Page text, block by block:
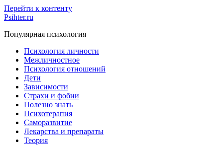
Перейти к контенту
Psihter.ru
Популярная психология
Психология личности
Межличностное
Психология отношений
Дети
Зависимости
Страхи и фобии
Полезно знать
Психотерапия
Саморазвитие
Лекарства и препараты
Теория